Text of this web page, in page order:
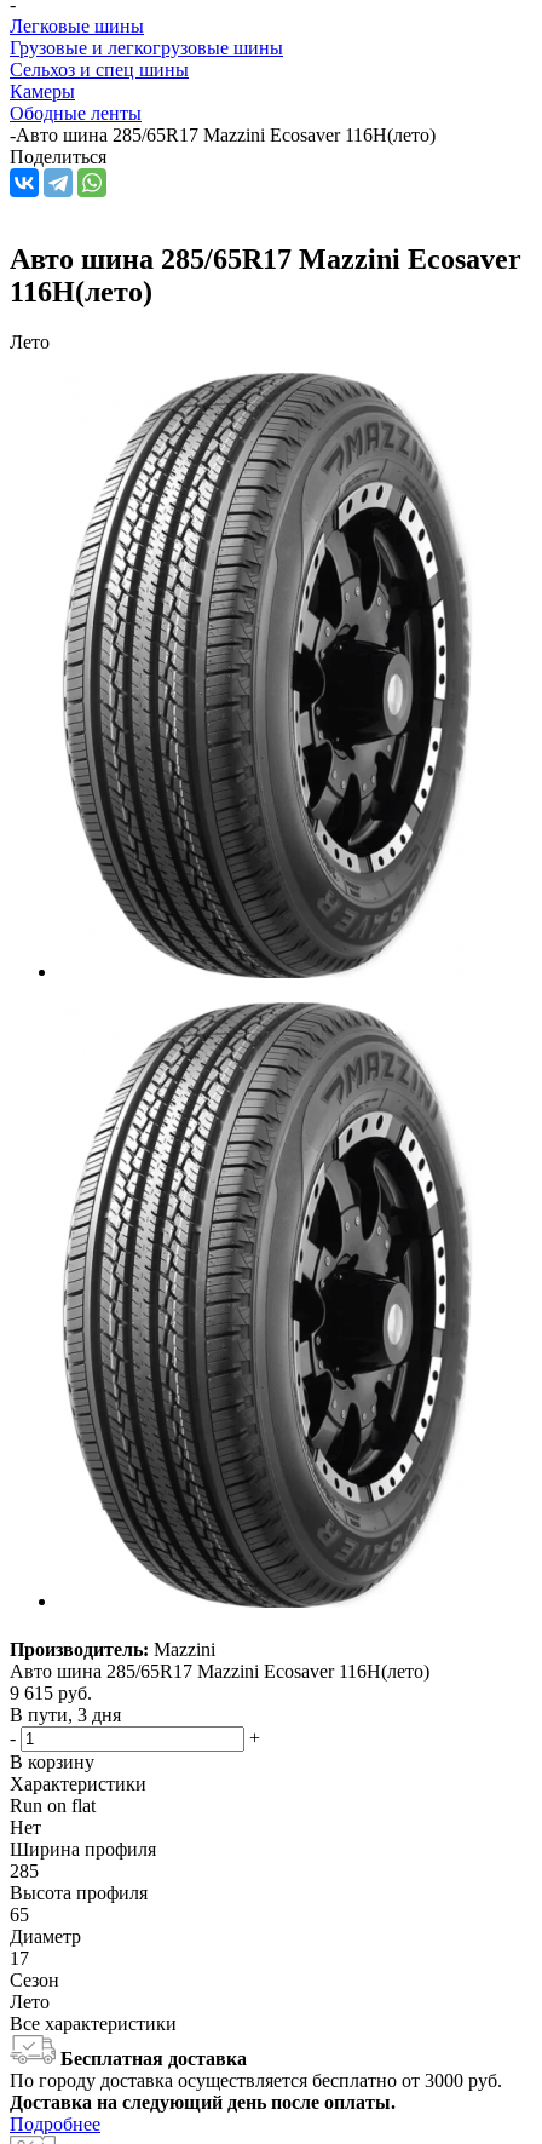
Легковые шины
Грузовые и легкогрузовые шины
Сельхоз и спец шины
Камеры
Ободные ленты
-Авто шина 285/65R17 Mazzini Ecosaver 116H(лето)
Поделиться
Авто шина 285/65R17 Mazzini Ecosaver
116H(лето)
Лето
Производитель: Mazzini
Авто шина 285/65R17 Mazzini Ecosaver 116H(лето)
9 615 руб.
В пути, 3 дня
-
+
В корзину
Характеристики
Run on flat
Нет
Ширина профиля
285
Высота профиля
65
Диаметр
17
Сезон
Лето
Все характеристики
Бесплатная доставка
По городу доставка осуществляется бесплатно от 3000 руб.
Доставка на следующий день после оплаты.
Подробнее